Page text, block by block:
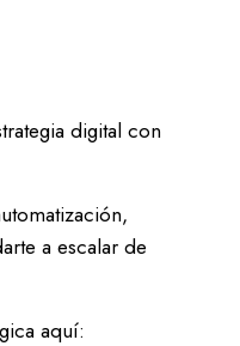
digital con
a escalar de
aquí: